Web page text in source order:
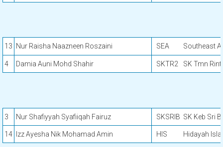
13 Nur Raisha Naazneen Roszaini SEA Southeast
4 Damia Auni Mohd Shahir SKTR2 SK Tmn
3 Nur Shafiyyah Syafiiqah Fairuz SKSRIB SK Keb Sri
14 Izz Ayesha Nik Mohamad Amin HIS Hidayah